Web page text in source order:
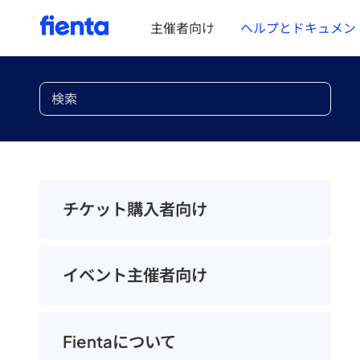
主催者向け ヘルプとドキュメン
チケット購入者向け
イベント主催者向け
Fientaについて